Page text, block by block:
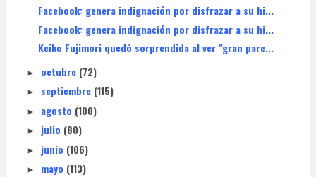
Facebook: genera indignación por disfrazar a su hi...
Facebook: genera indignación por disfrazar a su hi...
Keiko Fujimori quedó sorprendida al ver "gran pare...
► octubre (72)
► septiembre (115)
► agosto (100)
► julio (80)
► junio (106)
► mayo (113)